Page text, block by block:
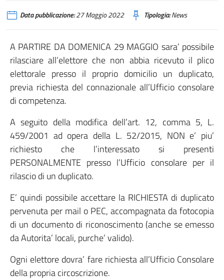
Data pubblicazione:27 Maggio 2022 Tipologia:News
A PARTIRE DA DOMENICA 29 MAGGIO sara’ possibile
rilasciare all’elettore che non abbia ricevuto il plico
elettorale presso il proprio domicilio un duplicato,
previa richiesta del connazionale all’Ufficio consolare
di competenza.
A seguito della modifica dell’art. 12, comma 5, L.
459/2001 ad opera della L. 52/2015, NON e’ piu’
richiesto che l’interessato si presenti
PERSONALMENTE presso l’Ufficio consolare per il
rilascio di un duplicato.
E’ quindi possibile accettare la RICHIESTA di duplicato
pervenuta per mail o PEC, accompagnata da fotocopia
di un documento di riconoscimento (anche se emesso
da Autorita’ locali, purche’ valido).
Ogni elettore dovra’ fare richiesta all’Ufficio Consolare
della propria circoscrizione.